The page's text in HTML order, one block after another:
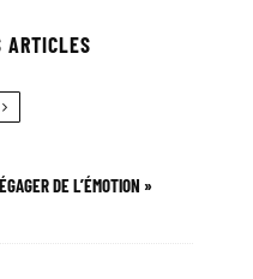
ARTICLES
DE L’ÉMOTION »